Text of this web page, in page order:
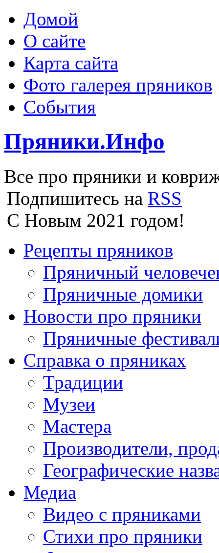
Домой
О сайте
Карта сайта
Фото галерея пряников
События
Пряники.Инфо
Все про пряники и
Подпишитесь на RSS
С Новым 2021 годом!
Рецепты пряников
Пряничный
Пряничные домики
Новости про пряники
Пряничные
Справка о пряниках
Традиции
Музеи
Мастера
Производители,
Географические
Медиа
Видео с пряниками
Стихи про пряники